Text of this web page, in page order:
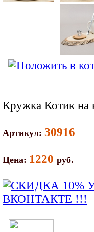
Кружка Котик на
Артикул: 30916
Цена: 1220 руб.